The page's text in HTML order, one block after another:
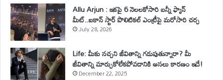
Allu Arjun : ఇకపై 6 నెలలకోసారి బన్నీ ఫ్యాన్
మీట్..ఐకాన్ స్టార్ పొలిటికల్ ఎంట్రీపై మరోసారి చర్చ
July 28, 2026
Life: మీకు నచ్చని జీవితాన్ని గడుపుతున్నారా? మీ
జీవితాన్ని మార్చుకోలేకపోవడానికి అసలు కారణం ఇదే!
December 22, 2025